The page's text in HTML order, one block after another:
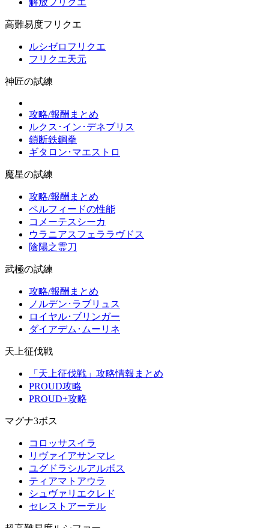
解放フリクエ
高難易度フリクエ
ルシゼロフリクエ
フリクエ天元
神匠の試練
攻略/報酬まとめ
ルクス･イン･デネブリス
鎖断鉄鋼拳
ギタロン･マエストロ
魔星の試練
攻略/報酬まとめ
ペルフィードの性能
コメーテスシーカ
ウラニアスフェララヴドス
陰陽之霊刀
武極の試練
攻略/報酬まとめ
ノルデン･ラブリュス
ロイヤル･ブリンガー
ダイアデム･ムーリネ
天上征伐戦
「天上征伐戦」攻略情報まとめ
PROUD攻略
PROUD+攻略
マグナ3ボス
コロッサスイラ
リヴァイアサンマレ
ユグドラシルアルボス
ティアマトアウラ
シュヴァリエクレド
セレストアーテル